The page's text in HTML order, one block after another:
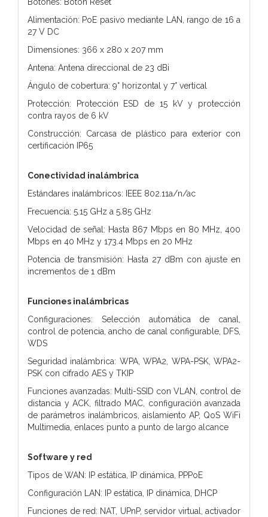
Alimentación: PoE pasivo mediante LAN, rango de 16 a
27 V DC
Dimensiones: 366 x 280 x 207 mm
Antena: Antena direccional de 23 dBi
Ángulo de cobertura: 9° horizontal y 7° vertical
Protección: Protección ESD de 15 kV y protección
contra rayos de 6 kV
Construcción: Carcasa de plástico para exterior con
certificación IP65
Conectividad inalámbrica
Estándares inalámbricos: IEEE 802.11a/n/ac
Frecuencia: 5.15 GHz a 5.85 GHz
Velocidad de señal: Hasta 867 Mbps en 80 MHz, 400
Mbps en 40 MHz y 173.4 Mbps en 20 MHz
Potencia de transmisión: Hasta 27 dBm con ajuste en
incrementos de 1 dBm
Funciones inalámbricas
Configuraciones: Selección automática de canal,
control de potencia, ancho de canal configurable, DFS,
WDS
Seguridad inalámbrica: WPA, WPA2, WPA-PSK, WPA2-
PSK con cifrado AES y TKIP
Funciones avanzadas: Multi-SSID con VLAN, control de
distancia y ACK, filtrado MAC, configuración avanzada
de parámetros inalámbricos, aislamiento AP, QoS WiFi
Multimedia, enlaces punto a punto de largo alcance
Software y red
Tipos de WAN: IP estática, IP dinámica, PPPoE
Configuración LAN: IP estática, IP dinámica, DHCP
Funciones de red: NAT, UPnP, servidor virtual, activador